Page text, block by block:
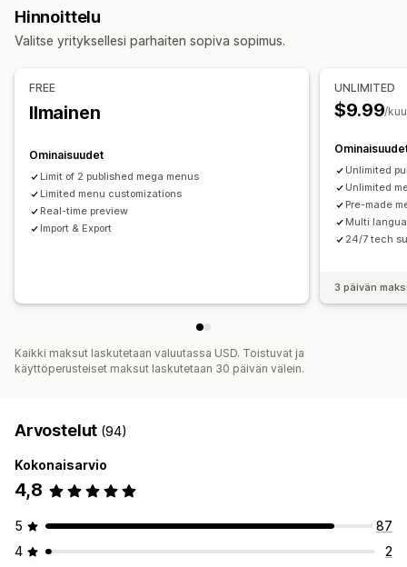
Selaus
Navigointipolut
Jatkuva vieritys
Vieritä alkuun
Mukautukset
Vedä ja pudota -editori
Kuvan koko Mukautettu CSS-koodi
Monikielisyys
Mobiiliresponsiivisuus
Hinnoittelu
Valitse yrityksellesi parhaiten sopiva sopimus.
FREE
Ilmainen
Ominaisuudet
Limit of 2 published mega menus
Limited menu customizations
Real-time preview
Import & Export
UNLIMITED
$9.99/
Unlimited
Unlimited
Pre-made
Multi
24/7 tech
3 päivän
Kaikki maksut laskutetaan valuutassa USD. Toistuvat ja
käyttöperusteiset maksut laskutetaan 30 päivän välein.
Arvostelut (94)
Kokonaisarvio
4,8
5
87
4
2